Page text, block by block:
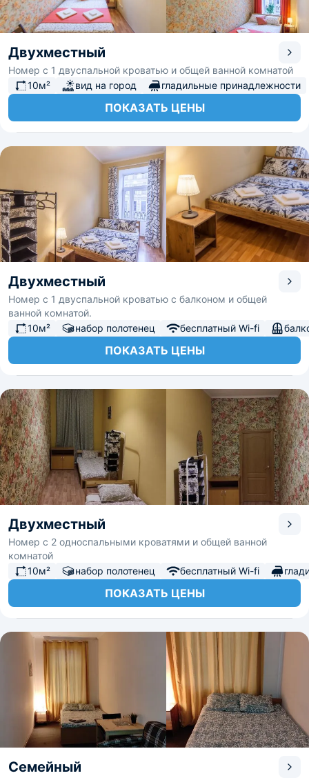
Двухместный
Номер с 1 двуспальной кроватью и общей ванной комнатой
10м²
вид на город гладильные принадлежности
ПОКАЗАТЬ ЦЕНЫ
Двухместный
Номер с 1 двуспальной кроватью с балконом и общей
ванной комнатой.
10м²
набор полотенец бесплатный Wi-fi
ПОКАЗАТЬ ЦЕНЫ
Двухместный
Номер с 2 односпальными кроватями и общей ванной
комнатой
10м²
набор полотенец бесплатный Wi-fi
ПОКАЗАТЬ ЦЕНЫ
Семейный